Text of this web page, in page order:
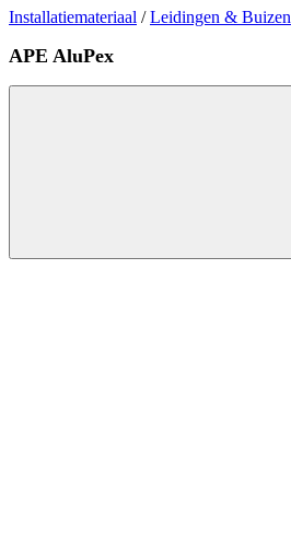
Installatiemateriaal /Leidingen & Buizen
APE AluPex